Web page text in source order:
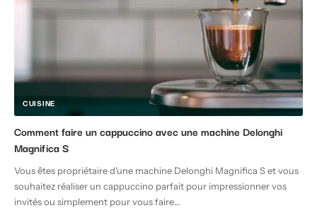
CUISINE
Comment faire un cappuccino avec une machine Delonghi
Magnifica S
Vous êtes propriétaire d'une machine Delonghi Magnifica S et vous
souhaitez réaliser un cappuccino parfait pour impressionner vos
invités ou simplement pour vous faire…